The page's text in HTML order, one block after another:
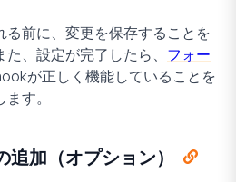
る前に、変更を保存することを
、設定が完了したら、 フォー
が正しく機能していることを
す。
加（オプション）